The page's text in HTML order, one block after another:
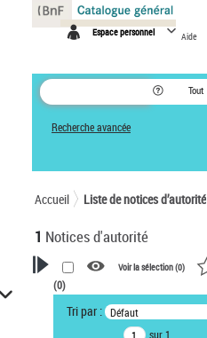
Espace personnel Aide
Tout
Recherche avancée
Accueil Liste de notices d’autorité
1 Notices d'autorité
VOTRE RECHERCHE
Recherche avancée dans les
Voir la sélection (0)
(0)
Tri par : Défaut
sur 1
Panneau de gestion des cookies